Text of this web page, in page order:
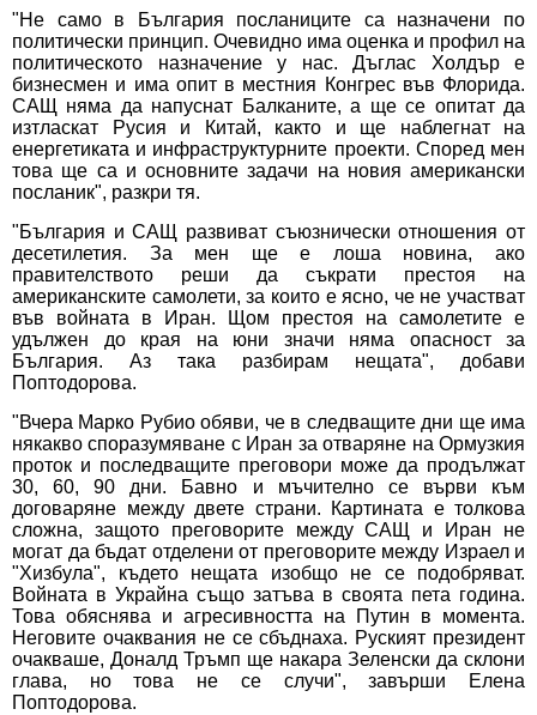
"Не само в България посланиците са назначени по
политически принцип. Очевидно има оценка и профил на
политическото назначение у нас. Дъглас Холдър е
бизнесмен и има опит в местния Конгрес във Флорида.
САЩ няма да напуснат Балканите, а ще се опитат да
изтласкат Русия и Китай, както и ще наблегнат на
енергетиката и инфраструктурните проекти. Според мен
това ще са и основните задачи на новия американски
посланик", разкри тя.
"България и САЩ развиват съюзнически отношения от
десетилетия. За мен ще е лоша новина, ако
правителството реши да съкрати престоя на
американските самолети, за които е ясно, че не участват
във войната в Иран. Щом престоя на самолетите е
удължен до края на юни значи няма опасност за
България. Аз така разбирам нещата", добави
Поптодорова.
"Вчера Марко Рубио обяви, че в следващите дни ще има
някакво споразумяване с Иран за отваряне на Ормузкия
проток и последващите преговори може да продължат
30, 60, 90 дни. Бавно и мъчително се върви към
договаряне между двете страни. Картината е толкова
сложна, защото преговорите между САЩ и Иран не
могат да бъдат отделени от преговорите между Израел и
"Хизбула", където нещата изобщо не се подобряват.
Войната в Украйна също затъва в своята пета година.
Това обяснява и агресивността на Путин в момента.
Неговите очаквания не се сбъднаха. Руският президент
очакваше, Доналд Тръмп ще накара Зеленски да склони
глава, но това не се случи", завърши Елена
Поптодорова.